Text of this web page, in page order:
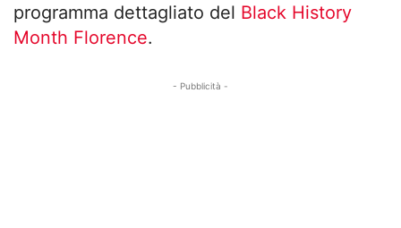
programma dettagliato del Black History
Month Florence.
- Pubblicità -